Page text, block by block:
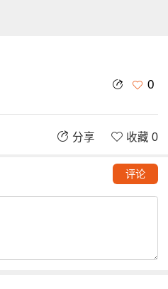
0
分享 收藏 0
评论